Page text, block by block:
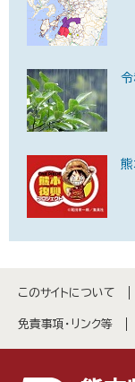
熊
このサイトについて
免責事項・リンク等